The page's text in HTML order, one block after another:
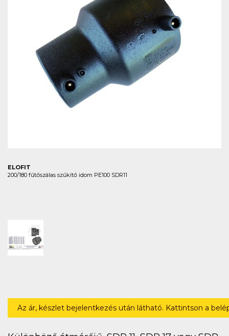
ELOFIT
200/180 fűtőszálas szűkítő idom PE100 SDR11
Az ár, készlet bejelentkezés után látható. Kattintson a